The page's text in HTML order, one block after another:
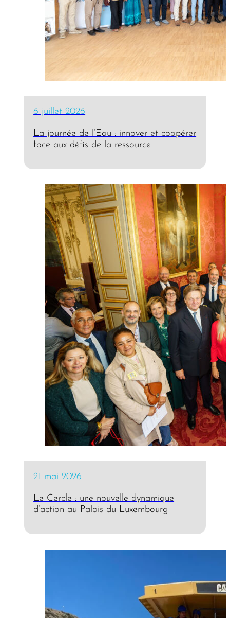
6 juillet 2026
La journée de l’Eau : innover et coopérer
face aux défis de la ressource
21 mai 2026
Le Cercle : une nouvelle dynamique
d’action au Palais du Luxembourg